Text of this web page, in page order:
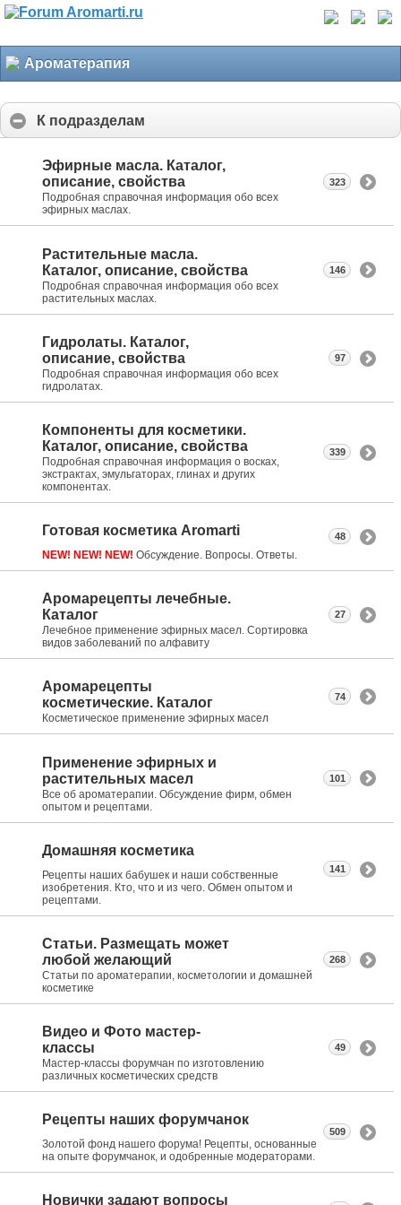
Ароматерапия
К подразделам
Эфирные масла. Каталог,
описание, свойства
Подробная справочная информация обо всех
эфирных маслах.
323
Растительные масла.
Каталог, описание, свойства
Подробная справочная информация обо всех
растительных маслах.
146
Гидролаты. Каталог,
описание, свойства
Подробная справочная информация обо всех
гидролатах.
97
Компоненты для косметики.
Каталог, описание, свойства
Подробная справочная информация о восках,
экстрактах, эмульгаторах, глинах и других
компонентах.
339
Готовая косметика Aromarti
NEW! NEW! NEW! Обсуждение. Вопросы. Ответы.
48
Аромарецепты лечебные.
Каталог
Лечебное применение эфирных масел. Сортировка
видов заболеваний по алфавиту
27
Аромарецепты
косметические. Каталог
Косметическое применение эфирных масел
74
Применение эфирных и
растительных масел
Все об ароматерапии. Обсуждение фирм, обмен
опытом и рецептами.
101
Домашняя косметика
Рецепты наших бабушек и наши собственные
изобретения. Кто, что и из чего. Обмен опытом и
рецептами.
141
Статьи. Размещать может
любой желающий
Статьи по ароматерапии, косметологии и домашней
косметике
268
Видео и Фото мастер-
классы
Мастер-классы форумчан по изготовлению
различных косметических средств
49
Рецепты наших форумчанок
Золотой фонд нашего форума! Рецепты, основанные
на опыте форумчанок, и одобренные модераторами.
509
Новички задают вопросы